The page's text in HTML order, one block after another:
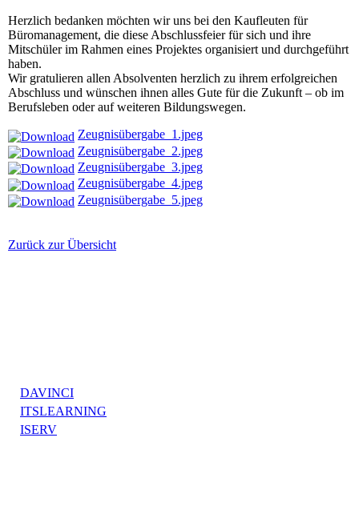
Herzlich bedanken möchten wir uns bei den Kaufleuten für
Büromanagement, die diese Abschlussfeier für sich und ihre
Mitschüler im Rahmen eines Projektes organisiert und durchgeführt
haben.
Wir gratulieren allen Absolventen herzlich zu ihrem erfolgreichen
Abschluss und wünschen ihnen alles Gute für die Zukunft – ob im
Berufsleben oder auf weiteren Bildungswegen.
Zeugnisübergabe_1.jpeg
Zeugnisübergabe_2.jpeg
Zeugnisübergabe_3.jpeg
Zeugnisübergabe_4.jpeg
Zeugnisübergabe_5.jpeg
Zurück zur Übersicht
DAVINCI
ITSLEARNING
ISERV